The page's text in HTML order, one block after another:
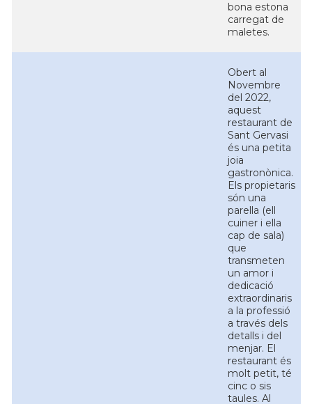
bona estona
carregat de
maletes.
Obert al
Novembre
del 2022,
aquest
restaurant de
Sant Gervasi
és una petita
joia
gastronònica.
Els propietaris
són una
parella (ell
cuiner i ella
cap de sala)
que
transmeten
un amor i
dedicació
extraordinaris
a la professió
a través dels
detalls i del
menjar. El
restaurant és
molt petit, té
cinc o sis
taules. Al